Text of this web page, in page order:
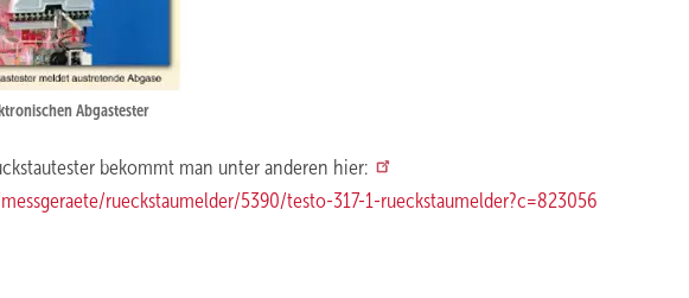
Abgastester
bekommt man unter anderen hier:
rueckstaumelder/5390/testo-317-1-rueckstaumelder?c=823056